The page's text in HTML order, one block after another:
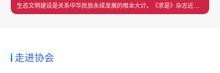
生态文明建设是关系中华民族永续发展的根本大计。《求是》杂志近日
发表了习近平总书记重要文章《在全国生态环境保护大会上的讲话》
学习语｜坚定不移走高质量发展之路
近平总书记在《求是》上发表重要文章《促进民营经济健康发展、高质
量发展》指出，广大民营企业和民营企业家要勇担时代重任，敢作敢
学习语｜全面从严治党是全党的共同责任
走进协会